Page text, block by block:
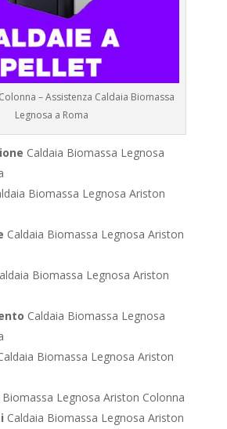
– Assistenza Caldaia Biomassa
Legnosa a Roma
Caldaia Biomassa Legnosa
Biomassa Legnosa Ariston
Caldaia Biomassa Legnosa Ariston
Biomassa Legnosa Ariston
Caldaia Biomassa Legnosa
Biomassa Legnosa Ariston
Biomassa Legnosa Ariston Colonna
Caldaia Biomassa Legnosa Ariston